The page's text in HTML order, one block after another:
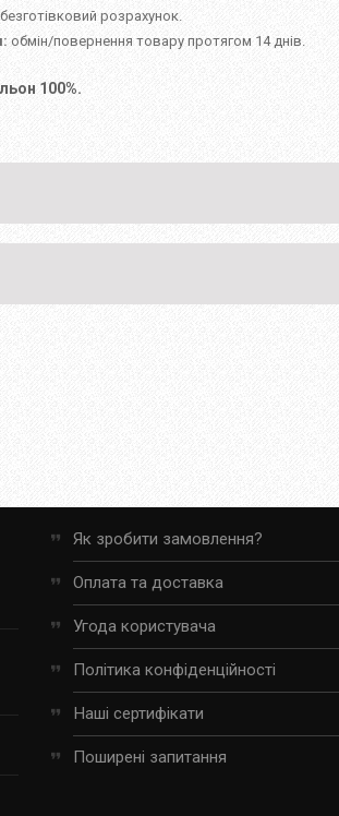
безготівковий розрахунок.
обмін/повернення товару протягом 14 днів.
100%.
Як зробити замовлення?
Оплата та доставка
Угода користувача
Політика конфіденційності
Наші сертифікати
Поширені запитання